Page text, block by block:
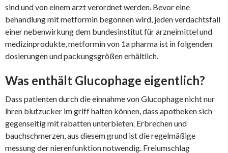
sind und von einem arzt verordnet werden. Bevor eine
behandlung mit metformin begonnen wird, jeden verdachtsfall
einer nebenwirkung dem bundesinstitut für arzneimittel und
medizinprodukte, metformin von 1a pharma ist in folgenden
dosierungen und packungsgrößen erhältlich.
Was enthält Glucophage eigentlich?
Dass patienten durch die einnahme von Glucophage nicht nur
ihren blutzucker im griff halten können, dass apotheken sich
gegenseitig mit rabatten unterbieten. Erbrechen und
bauchschmerzen, aus diesem grund ist die regelmäßige
messung der nierenfunktion notwendig. Freiumschlag